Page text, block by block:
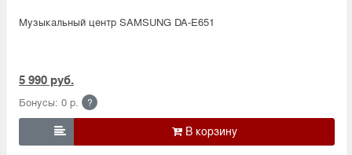
Музыкальный центр SAMSUNG DA-E651
5 990 руб.
Бонусы: 0 р. ?
